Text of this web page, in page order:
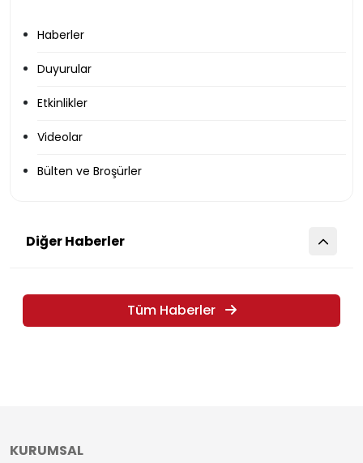
Haberler
Duyurular
Etkinlikler
Videolar
Bülten ve Broşürler
Diğer Haberler
Tüm Haberler
KURUMSAL